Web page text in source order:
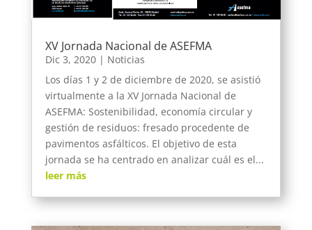
XV Jornada Nacional de ASEFMA
Dic 3, 2020| Noticias
Los días 1 y 2 de diciembre de 2020, se asistió
virtualmente a la XV Jornada Nacional de
ASEFMA: Sostenibilidad, economía circular y
gestión de residuos: fresado procedente de
pavimentos asfálticos. El objetivo de esta
jornada se ha centrado en analizar cuál es el...
leer más